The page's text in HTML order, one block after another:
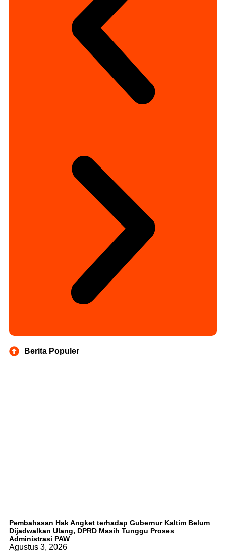
Berita Populer
Pembahasan Hak Angket terhadap Gubernur Kaltim Belum
Dijadwalkan Ulang, DPRD Masih Tunggu Proses
Administrasi PAW
Agustus 3, 2026